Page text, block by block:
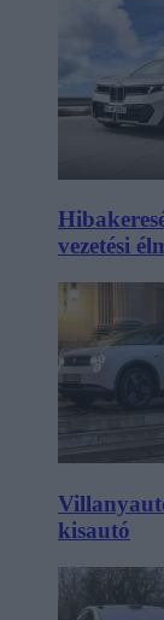
vezetési
kisautó